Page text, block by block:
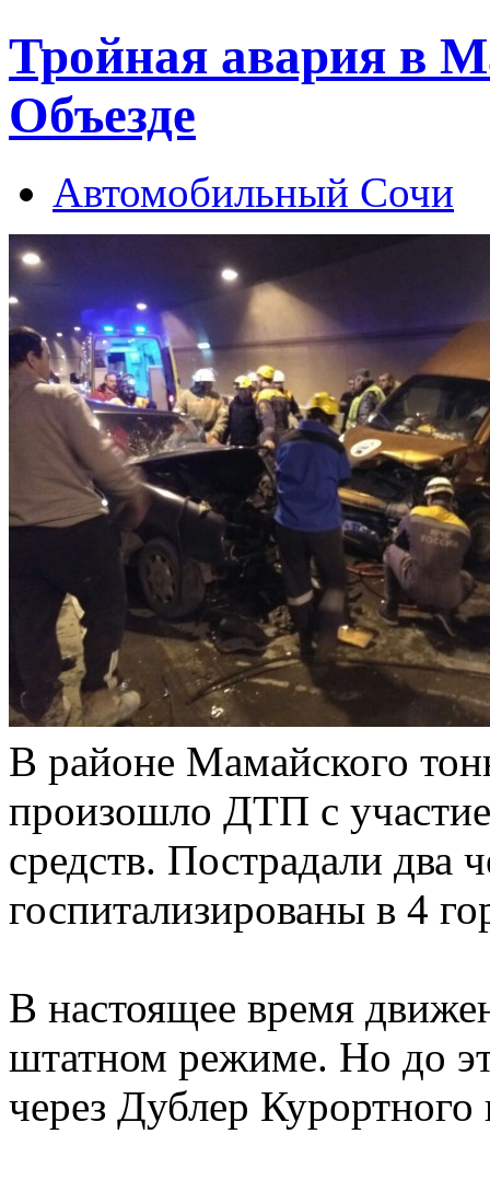
Тройная авария в
Объезде
Автомобильный Сочи
В районе Мамайского
произошло ДТП с
средств. Пострадали два
госпитализированы в 4
В настоящее время
штатном режиме. Но до
через Дублер Курортного